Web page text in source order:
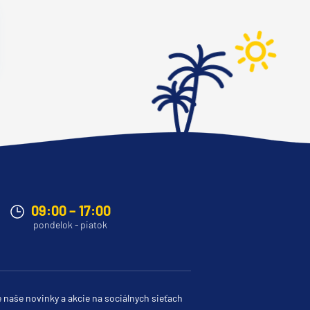
09:00 – 17:00
pondelok - piatok
naše novinky a akcie na sociálnych sieťach